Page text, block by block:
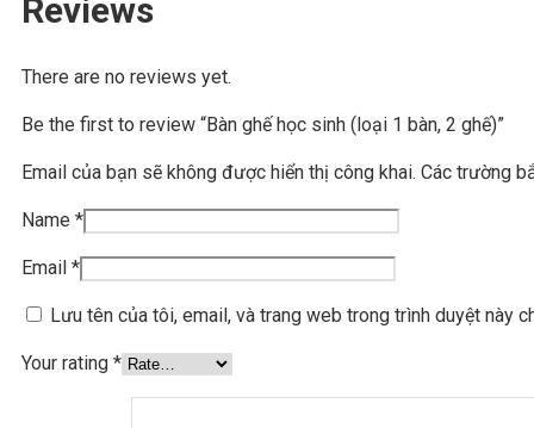
Reviews
There are no reviews yet.
Be the first to review “Bàn ghế học sinh (loại 1 bàn, 2 ghế)”
Email của bạn sẽ không được hiển thị công khai. Các trường
Name *
Email *
Lưu tên của tôi, email, và trang web trong trình duyệt này
Your rating *